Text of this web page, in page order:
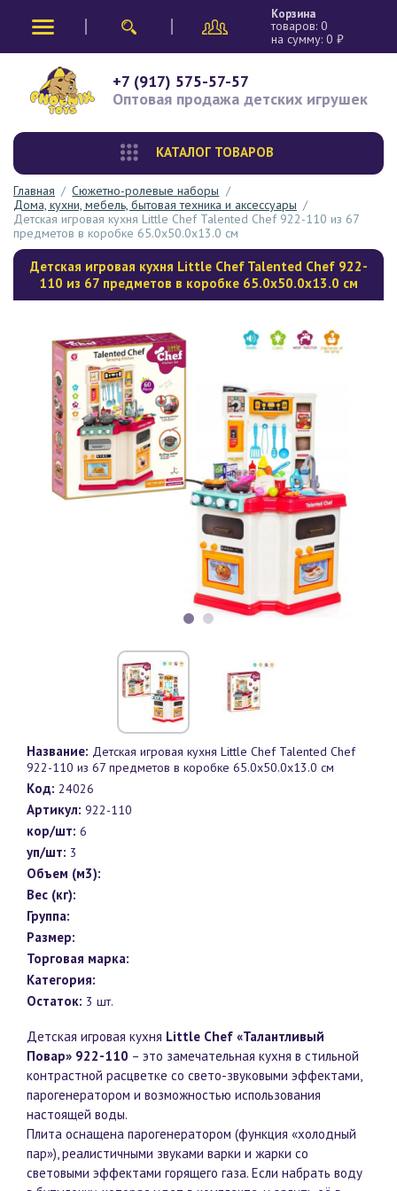
Корзина
товаров: 0
на сумму: 0₽
+7 (917) 575-57-57
Оптовая продажа детских игрушек
КАТАЛОГ ТОВАРОВ
Главная / Сюжетно-ролевые наборы /
Дома, кухни, мебель, бытовая техника и аксессуары /
Детская игровая кухня Little Chef Talented Chef 922-110 из 67
предметов в коробке 65.0х50.0х13.0 см
Детская игровая кухня Little Chef Talented Chef 922-
110 из 67 предметов в коробке 65.0х50.0х13.0 см
Название: Детская игровая кухня Little Chef Talented Chef
922-110 из 67 предметов в коробке 65.0х50.0х13.0 см
Код: 24026
Артикул: 922-110
кор/шт: 6
уп/шт: 3
Объем (м3):
Вес (кг):
Группа:
Размер:
Торговая марка:
Категория:
Остаток: 3 шт.
Детская игровая кухня Little Chef «Талантливый
Повар» 922-110 – это замечательная кухня в стильной
контрастной расцветке со свето-звуковыми эффектами,
парогенератором и возможностью использования
настоящей воды.
Плита оснащена парогенератором (функция «холодный
пар»), реалистичными звуками варки и жарки со
световыми эффектами горящего газа. Если набрать воду